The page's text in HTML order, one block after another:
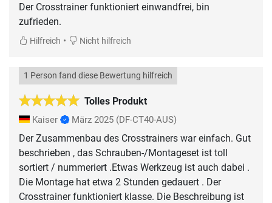
Der Crosstrainer funktioniert einwandfrei, bin
zufrieden.
Hilfreich • Nicht hilfreich
Tolles Produkt
1 Person fand diese Bewertung hilfreich
Kaiser März 2025 (DF-CT40-AUS)
Der Zusammenbau des Crosstrainers war einfach. Gut
beschrieben , das Schrauben-/Montageset ist toll
sortiert / nummeriert .Etwas Werkzeug ist auch dabei .
Die Montage hat etwa 2 Stunden gedauert . Der
Crosstrainer funktioniert klasse. Die Beschreibung ist